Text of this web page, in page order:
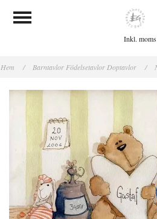
Inkl. moms
Hem / Barntavlor Födelsetavlor Doptavlor /